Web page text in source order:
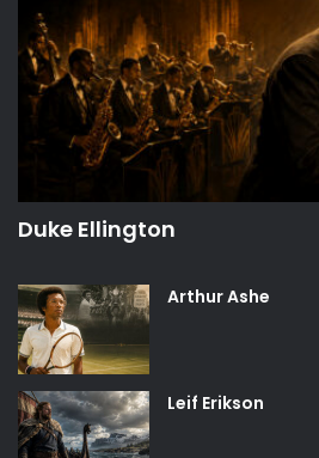
Duke Ellington
Arthur Ashe
Leif Erikson